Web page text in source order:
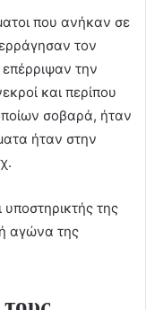
που ανήκαν σε
τον
την
και περίπου
σοβαρά, ήταν
ήταν στην
της
αγώνα της